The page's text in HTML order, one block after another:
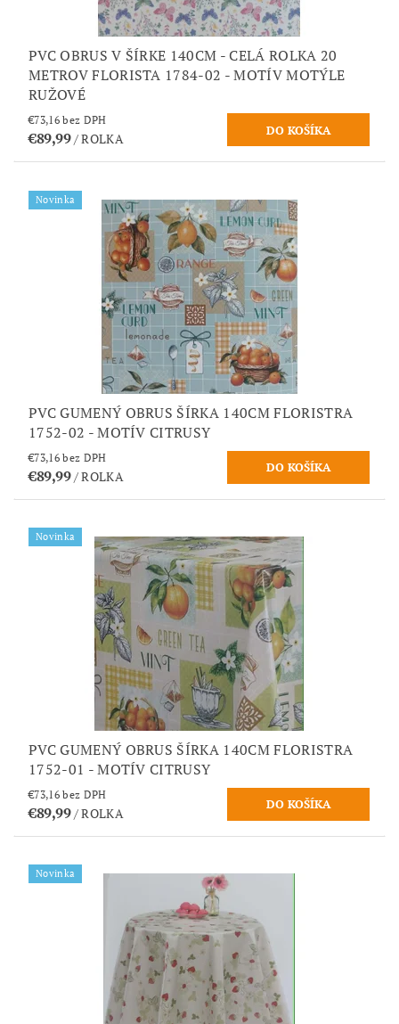
PVC OBRUS V ŠÍRKE 140CM - CELÁ ROLKA 20
METROV FLORISTA 1784-02 - MOTÍV MOTÝLE
RUŽOVÉ
€73,16 bez DPH
€89,99/ ROLKA
Novinka
PVC GUMENÝ OBRUS ŠÍRKA 140CM FLORISTRA
1752-02 - MOTÍV CITRUSY
€73,16 bez DPH
€89,99/ ROLKA
Novinka
PVC GUMENÝ OBRUS ŠÍRKA 140CM FLORISTRA
1752-01 - MOTÍV CITRUSY
€73,16 bez DPH
€89,99/ ROLKA
Novinka